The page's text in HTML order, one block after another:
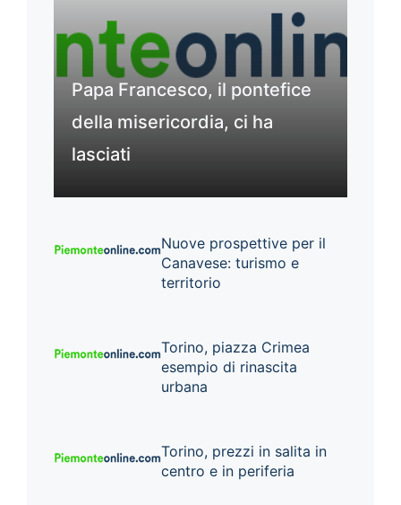
Papa Francesco, il pontefice
della misericordia, ci ha
lasciati
Nuove prospettive per il
Canavese: turismo e
territorio
Torino, piazza Crimea
esempio di rinascita
urbana
Torino, prezzi in salita in
centro e in periferia